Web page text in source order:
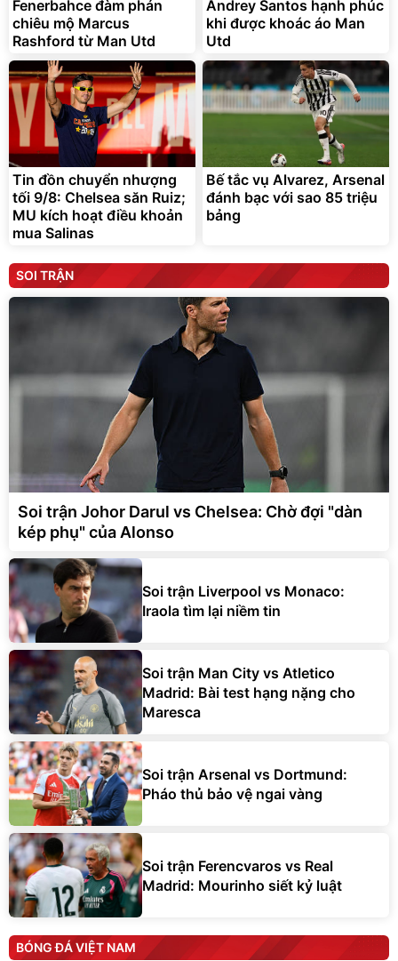
Fenerbahce đàm phán
chiêu mộ Marcus
Rashford từ Man Utd
Andrey Santos hạnh phúc
khi được khoác áo Man
Utd
Tin đồn chuyển nhượng
tối 9/8: Chelsea săn Ruiz;
MU kích hoạt điều khoản
mua Salinas
Bế tắc vụ Alvarez, Arsenal
đánh bạc với sao 85 triệu
bảng
SOI TRẬN
Soi trận Johor Darul vs Chelsea: Chờ đợi "dàn
kép phụ" của Alonso
Soi trận Liverpool vs Monaco:
Iraola tìm lại niềm tin
Soi trận Man City vs Atletico
Madrid: Bài test hạng nặng cho
Maresca
Soi trận Arsenal vs Dortmund:
Pháo thủ bảo vệ ngai vàng
Soi trận Ferencvaros vs Real
Madrid: Mourinho siết kỷ luật
BÓNG ĐÁ VIỆT NAM